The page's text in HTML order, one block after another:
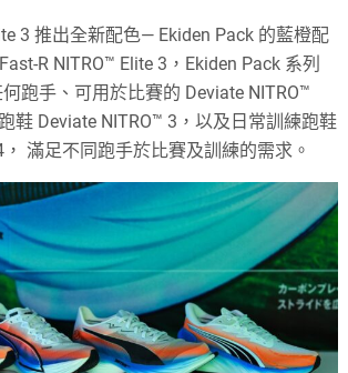
3 推出全新配色— Ekiden Pack 的藍橙配
R NITRO™ Elite 3，Ekiden Pack 系列
跑手、可用於比賽的 Deviate NITRO™
鞋 Deviate NITRO™ 3，以及日常訓練跑鞋
滿足不同跑手於比賽及訓練的需求。